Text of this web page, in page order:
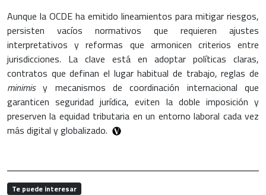
Aunque la OCDE ha emitido lineamientos para mitigar riesgos,
persisten vacíos normativos que requieren ajustes
interpretativos y reformas que armonicen criterios entre
jurisdicciones. La clave está en adoptar políticas claras,
contratos que definan el lugar habitual de trabajo, reglas de
minimisy mecanismos de coordinación internacional que
garanticen seguridad jurídica, eviten la doble imposición y
preserven la equidad tributaria en un entorno laboral cada vez
más digital y globalizado.
Te puede interesar